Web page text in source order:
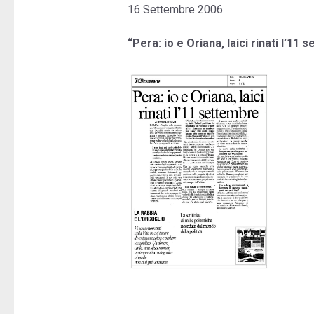
16 Settembre 2006
“Pera: io e Oriana, laici rinati l’11